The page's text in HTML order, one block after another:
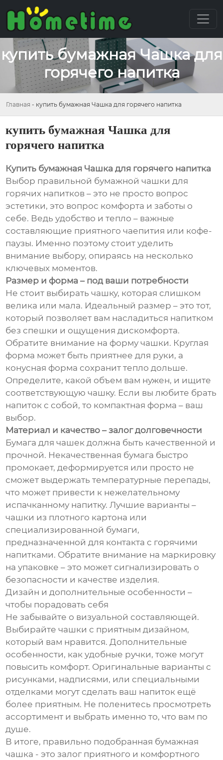
купить бумажная Чашка для
горячего напитка
Главная - купить бумажная Чашка для горячего напитка
купить бумажная Чашка для
горячего напитка
Купить бумажная Чашка для горячего напитка
Выбор правильной бумажной чашки для
горячих напитков – это не просто вопрос
эстетики, это вопрос комфорта и заботы о
себе. Ведь удобство и тепло – важные
составляющие приятного чаепития или кофе-
паузы. Именно поэтому стоит уделить
внимание выбору, опираясь на несколько
ключевых моментов.
Размер и форма – под ваши потребности
Не стоит выбирать чашку, которая слишком
велика или мала. Идеальный размер – это тот,
который позволяет вам насладиться напитком
без спешки и ощущения дискомфорта.
Обратите внимание на форму чашки. Круглая
форма может быть приятнее для руки, а
конусная форма сохранит тепло дольше.
Определите, какой объем вам нужен, и ищите
соответствующую чашку. Если вы любите брать
напиток с собой, то компактная форма – ваш
выбор.
Материал и качество – залог долговечности
Бумага для чашек должна быть качественной и
прочной. Некачественная бумага быстро
промокает, деформируется или просто не
сможет выдержать температурные перепады,
что может привести к нежелательному
испачканному напитку. Лучшие варианты –
чашки из плотного картона или
специализированной бумаги,
предназначенной для контакта с горячими
напитками. Обратите внимание на маркировку
на упаковке – это может сигнализировать о
безопасности и качестве изделия.
Дизайн и дополнительные особенности –
чтобы порадовать себя
Не забывайте о визуальной составляющей.
Выбирайте чашки с приятным дизайном,
который вам нравится. Дополнительные
особенности, как удобные ручки, тоже могут
повысить комфорт. Оригинальные варианты с
рисунками, надписями, или специальными
отделками могут сделать ваш напиток ещё
более приятным. Не поленитесь просмотреть
ассортимент и выбрать именно то, что вам по
душе.
В итоге, правильно подобранная бумажная
чашка - это залог приятного и комфортного